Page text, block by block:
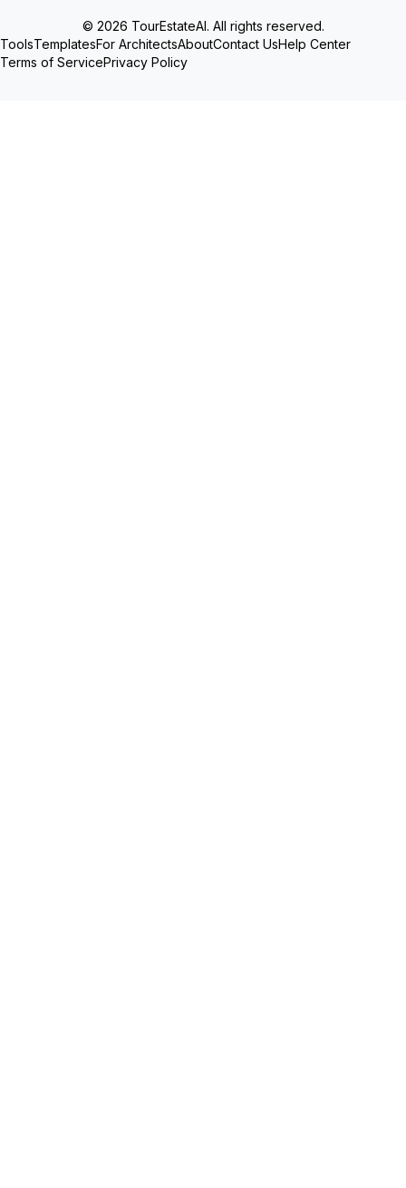
© 2026 TourEstateAI. All rights reserved.
ToolsTemplatesFor ArchitectsAboutContact UsHelp Center
Terms of ServicePrivacy Policy